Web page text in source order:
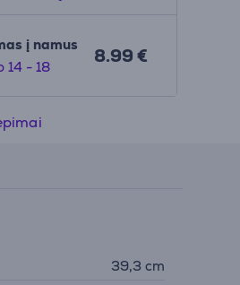
į namus
14 - 18
8.99 €
39,3 cm